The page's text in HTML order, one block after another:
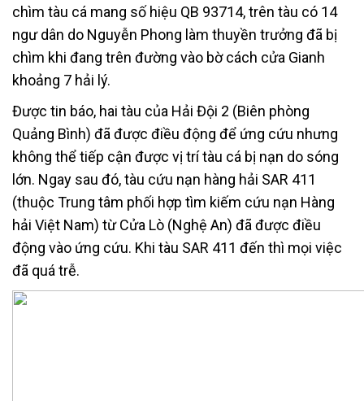
chìm tàu cá mang số hiệu QB 93714, trên tàu có 14
ngư dân do Nguyễn Phong làm thuyền trưởng đã bị
chìm khi đang trên đường vào bờ cách cửa Gianh
khoảng 7 hải lý.
Được tin báo, hai tàu của Hải Đội 2 (Biên phòng
Quảng Bình) đã được điều động để ứng cứu nhưng
không thể tiếp cận được vị trí tàu cá bị nạn do sóng
lớn. Ngay sau đó, tàu cứu nạn hàng hải SAR 411
(thuộc Trung tâm phối hợp tìm kiếm cứu nạn Hàng
hải Việt Nam) từ Cửa Lò (Nghệ An) đã được điều
động vào ứng cứu. Khi tàu SAR 411 đến thì mọi việc
đã quá trễ.